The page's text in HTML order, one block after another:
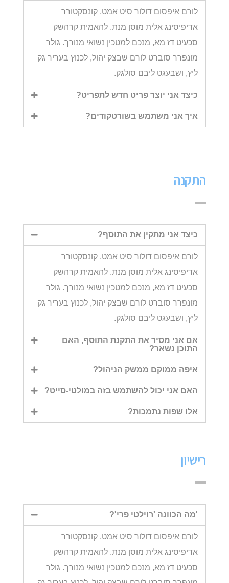
לורם איפסום דולור סיט אמט, קונסקטורר
אדיפיסינג אלית מוסן מנת. להאמית קרהשק
סכעיט דז מא, מנכם למטכין נשואי מנורך. גולר
מונפרר סוברט לורם שבצק יהול, לכנוץ בעריר גק
ליץ, ושבעגט ליבם סולגק.
כיצד אני יוצר פריט חדש לתפריט?
איך אני משתמש בשורטקודים?
התקנה
כיצד אני מתקין את התוסף?
לורם איפסום דולור סיט אמט, קונסקטורר
אדיפיסינג אלית מוסן מנת. להאמית קרהשק
סכעיט דז מא, מנכם למטכין נשואי מנורך. גולר
מונפרר סוברט לורם שבצק יהול, לכנוץ בעריר גק
ליץ, ושבעגט ליבם סולגק.
אם אני מסיר את התקנת התוסף, האם
התוכן נשאר?
איפה ממוקם ממשק הניהול?
האם אני יכול להשתמש בזה במולטי-סייט?
אלו שפות נתמכות?
רישיון
'מה הכוונה 'רוילטי פרי'?
לורם איפסום דולור סיט אמט, קונסקטורר
אדיפיסינג אלית מוסן מנת. להאמית קרהשק
סכעיט דז מא, מנכם למטכין נשואי מנורך. גולר